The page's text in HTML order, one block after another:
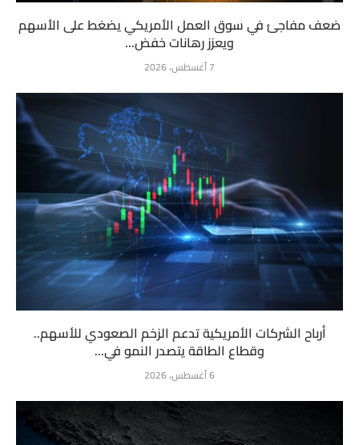
ضعف مفاجئ في سوق العمل الأمريكي يضغط على الأسهم
ويعزز رهانات خفض...
7 أغسطس، 2026
أرباح الشركات الأمريكية تدعم الزخم الصعودي للأسهم..
وقطاع الطاقة يتصدر النمو في...
6 أغسطس، 2026